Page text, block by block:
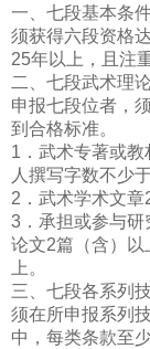
一、七段基本条
须获得六段资格
25年以上，且注
二、七段武术理
申报七段位者，
到合格标准。
1．武术专著或
人撰写字数不少
2．武术学术文章
3．承担或参与
论文2篇（含）
上。
三、七段各系列
须在所申报系列
中，每类条款至